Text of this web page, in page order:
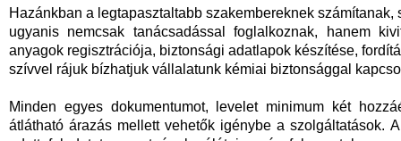
Hazánkban a legtapasztaltabb szakembereknek
ugyanis nemcsak tanácsadással foglalkoznak, hanem
anyagok regisztrációja, biztonsági adatlapok készítése,
szívvel rájuk bízhatjuk vállalatunk kémiai biztonsággal
Minden egyes dokumentumot, levelet minimum két
átlátható árazás mellett vehetők igénybe a szolgáltatások.